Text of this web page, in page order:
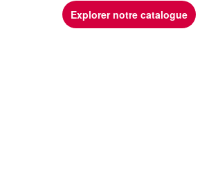
Explorer notre catalogue